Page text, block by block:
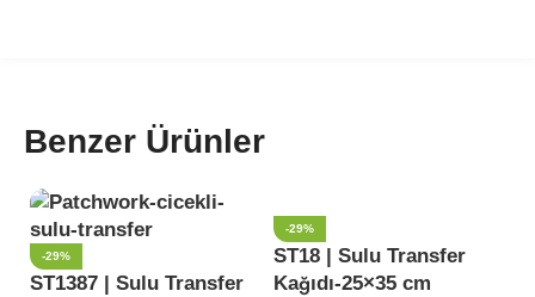
Benzer Ürünler
-29%
ST1387 | Sulu Transfer
-29%
ST18 | Sulu Transfer
Kağıdı-25×35 cm